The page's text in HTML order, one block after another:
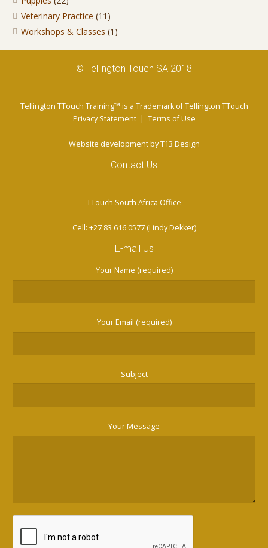
Veterinary Practice (11)
Workshops & Classes (1)
© Tellington Touch SA 2018
Tellington TTouch Training™ is a Trademark of Tellington TTouch
Privacy Statement| Terms of Use
Website development byT13 Design
Contact Us
TTouch South Africa Office
Cell: +27 83 616 0577 (Lindy Dekker)
E-mail Us
Your Name (required)
Your Email (required)
Subject
Your Message